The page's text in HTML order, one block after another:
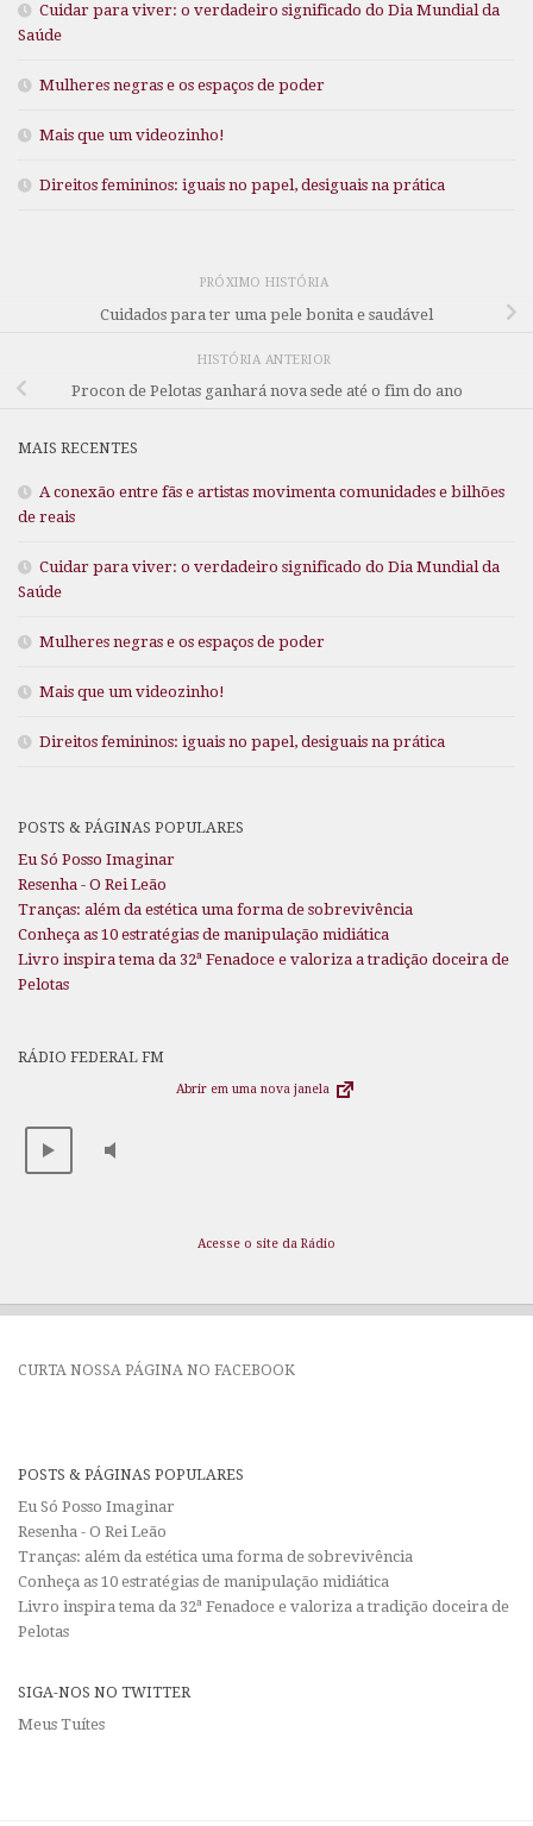
Cuidar para viver: o verdadeiro significado do Dia Mundial da
Saúde
Mulheres negras e os espaços de poder
Mais que um videozinho!
Direitos femininos: iguais no papel, desiguais na prática
PRÓXIMO HISTÓRIA
Cuidados para ter uma pele bonita e saudável
HISTÓRIA ANTERIOR
Procon de Pelotas ganhará nova sede até o fim do ano
MAIS RECENTES
A conexão entre fãs e artistas movimenta comunidades e bilhões
de reais
Cuidar para viver: o verdadeiro significado do Dia Mundial da
Saúde
Mulheres negras e os espaços de poder
Mais que um videozinho!
Direitos femininos: iguais no papel, desiguais na prática
POSTS & PÁGINAS POPULARES
Eu Só Posso Imaginar
Resenha - O Rei Leão
Tranças: além da estética uma forma de sobrevivência
Conheça as 10 estratégias de manipulação midiática
Livro inspira tema da 32ª Fenadoce e valoriza a tradição doceira de
Pelotas
RÁDIO FEDERAL FM
Abrir em uma nova janela
Acesse o site da Rádio
CURTA NOSSA PÁGINA NO FACEBOOK
POSTS & PÁGINAS POPULARES
Eu Só Posso Imaginar
Resenha - O Rei Leão
Tranças: além da estética uma forma de sobrevivência
Conheça as 10 estratégias de manipulação midiática
Livro inspira tema da 32ª Fenadoce e valoriza a tradição doceira de
Pelotas
SIGA-NOS NO TWITTER
Meus Tuítes